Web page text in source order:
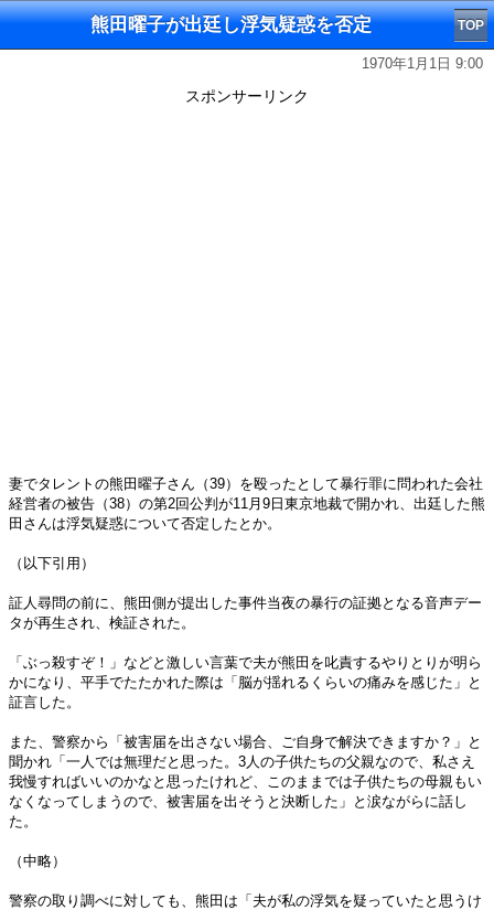
熊田曜子が出廷し浮気疑惑を否定 TOP
1970年1月1日 9:00
スポンサーリンク
妻でタレントの熊田曜子さん（39）を殴ったとして暴行罪に問われた会社
経営者の被告（38）の第2回公判が11月9日東京地裁で開かれ、出廷した熊
田さんは浮気疑惑について否定したとか。
（以下引用）
証人尋問の前に、熊田側が提出した事件当夜の暴行の証拠となる音声デー
タが再生され、検証された。
「ぶっ殺すぞ！」などと激しい言葉で夫が熊田を叱責するやりとりが明ら
かになり、平手でたたかれた際は「脳が揺れるくらいの痛みを感じた」と
証言した。
また、警察から「被害届を出さない場合、ご自身で解決できますか？」と
聞かれ「一人では無理だと思った。3人の子供たちの父親なので、私さえ
我慢すればいいのかなと思ったけれど、このままでは子供たちの母親もい
なくなってしまうので、被害届を出そうと決断した」と涙ながらに話し
た。
（中略）
警察の取り調べに対しても、熊田は「夫が私の浮気を疑っていたと思うけ